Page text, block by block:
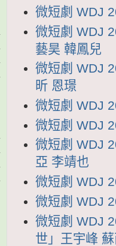
微短劇 WDJ
微短劇 WDJ
藝昊 韓鳳兒
微短劇 WDJ
昕 恩璟
微短劇 WDJ
微短劇 WDJ
微短劇 WDJ
亞 李靖也
微短劇 WDJ
微短劇 WDJ
微短劇 WDJ
世」王宇峰